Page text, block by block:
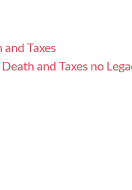
Taxes
and Taxes no